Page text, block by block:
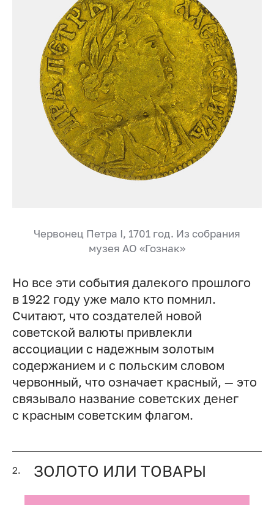
Червонец Петра I, 1701 год. Из собрания
музея АО «Гознак»
Но все эти события далекого прошлого
в 1922 году уже мало кто помнил.
Считают, что создателей новой
советской валюты привлекли
ассоциации с надежным золотым
содержанием и с польским словом
червонный, что означает красный, — это
связывало название советских денег
с красным советским флагом.
2. ЗОЛОТО ИЛИ ТОВАРЫ